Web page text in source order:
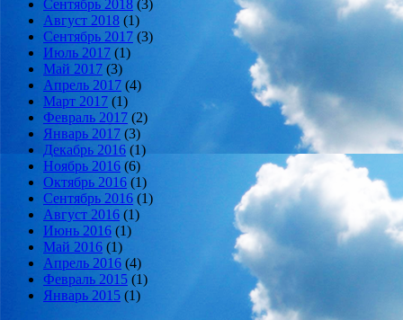
Сентябрь 2018 (3)
Август 2018 (1)
Сентябрь 2017 (3)
Июль 2017 (1)
Май 2017 (3)
Апрель 2017 (4)
Март 2017 (1)
Февраль 2017 (2)
Январь 2017 (3)
Декабрь 2016 (1)
Ноябрь 2016 (6)
Октябрь 2016 (1)
Сентябрь 2016 (1)
Август 2016 (1)
Июнь 2016 (1)
Май 2016 (1)
Апрель 2016 (4)
Февраль 2015 (1)
Январь 2015 (1)